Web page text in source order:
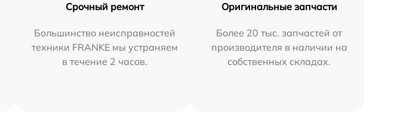
Срочный ремонт
Большинство неисправностей
техники FRANKE мы устраняем
в течение 2 часов.
Оригинальные запчасти
Более 20 тыс. запчастей от
производителя в наличии на
собственных складах.